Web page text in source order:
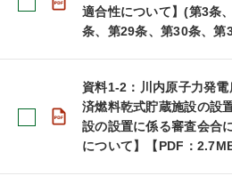
適合性について】(第3条
条、第29条、第30条、第
資料1-2：川内原子力発
済燃料乾式貯蔵施設の設
設の設置に係る審査会合
について】【PDF：2.7MB